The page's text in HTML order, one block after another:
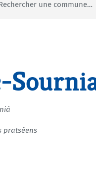
une commune…
pratséens